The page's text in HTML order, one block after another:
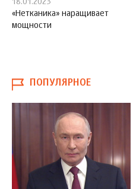
«Нетканика» наращивает
мощности
ПОПУЛЯРНОЕ